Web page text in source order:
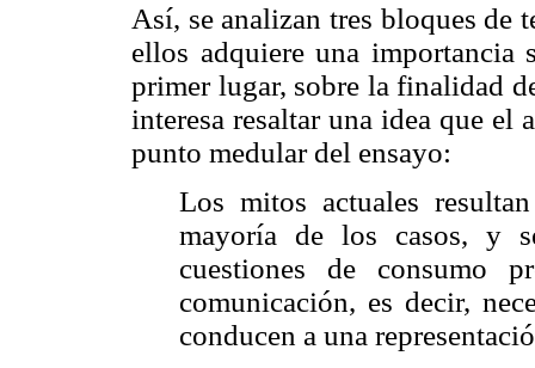
Así, se analizan tres bloques de
ellos adquiere una
primer lugar, sobre la finalidad
interesa resaltar una idea que
punto medular del ensayo:
Los mitos actuales
mayoría de los casos, y
cuestiones de consumo
comunicación, es decir,
conducen a una